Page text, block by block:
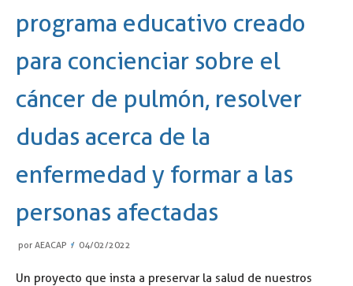
programa educativo creado
para concienciar sobre el
cáncer de pulmón, resolver
dudas acerca de la
enfermedad y formar a las
personas afectadas
por AEACAP 04/02/2022
Un proyecto que insta a preservar la salud de nuestros